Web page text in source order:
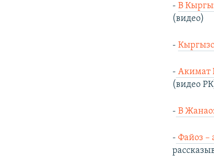
-В
(видео)
-
- Акимат
(видео
- В
- Файоз –